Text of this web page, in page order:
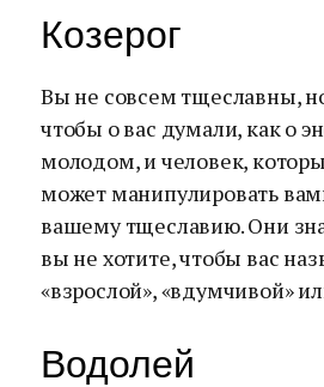
Козерог
Вы не совсем тщеславны,
чтобы о вас думали, как о
молодом, и человек,
может манипулировать
вашему тщеславию. Они
вы не хотите, чтобы вас
«взрослой», «вдумчивой»
Водолей